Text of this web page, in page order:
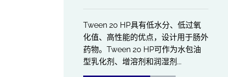
Tween 20 HP具有低水分、低过氧
化值、高性能的优点，设计用于肠外
药物。Tween 20 HP可作为水包油
型乳化剂、增溶剂和润湿剂...